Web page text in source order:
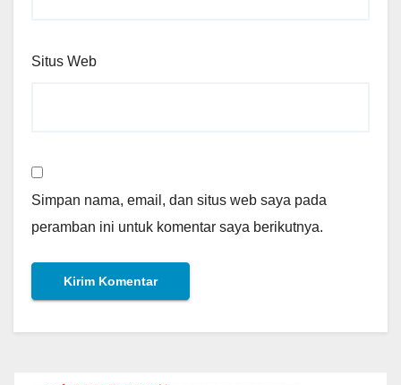
Situs Web
Simpan nama, email, dan situs web saya pada
peramban ini untuk komentar saya berikutnya.